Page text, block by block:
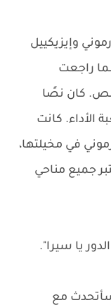
وإيزيكييل
راجعت
كان نصًا
الأداء. كانت
في مخيلتها،
جميع مناحي
يا سيرا".
سأتحدث مع